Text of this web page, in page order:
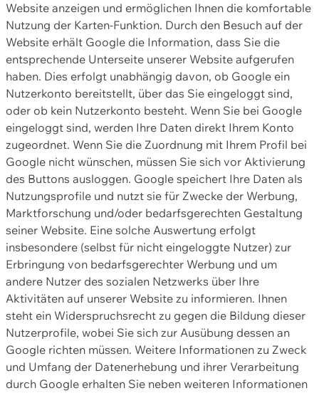
Website anzeigen und ermöglichen Ihnen die komfortable
Nutzung der Karten-Funktion. Durch den Besuch auf der
Website erhält Google die Information, dass Sie die
entsprechende Unterseite unserer Website aufgerufen
haben. Dies erfolgt unabhängig davon, ob Google ein
Nutzerkonto bereitstellt, über das Sie eingeloggt sind,
oder ob kein Nutzerkonto besteht. Wenn Sie bei Google
eingeloggt sind, werden Ihre Daten direkt Ihrem Konto
zugeordnet. Wenn Sie die Zuordnung mit Ihrem Profil bei
Google nicht wünschen, müssen Sie sich vor Aktivierung
des Buttons ausloggen. Google speichert Ihre Daten als
Nutzungsprofile und nutzt sie für Zwecke der Werbung,
Marktforschung und/oder bedarfsgerechten Gestaltung
seiner Website. Eine solche Auswertung erfolgt
insbesondere (selbst für nicht eingeloggte Nutzer) zur
Erbringung von bedarfsgerechter Werbung und um
andere Nutzer des sozialen Netzwerks über Ihre
Aktivitäten auf unserer Website zu informieren. Ihnen
steht ein Widerspruchsrecht zu gegen die Bildung dieser
Nutzerprofile, wobei Sie sich zur Ausübung dessen an
Google richten müssen. Weitere Informationen zu Zweck
und Umfang der Datenerhebung und ihrer Verarbeitung
durch Google erhalten Sie neben weiteren Informationen